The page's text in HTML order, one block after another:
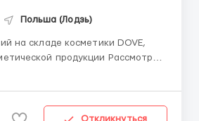
Польша (Лодзь)
на складе косметики DOVE,
продукции Рассмотрим
языка с ЗП. Склад находится в г.
Турции, Чехии, Албании и